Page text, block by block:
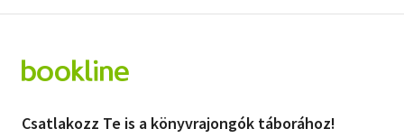
Csatlakozz Te is a könyvrajongók táborához!